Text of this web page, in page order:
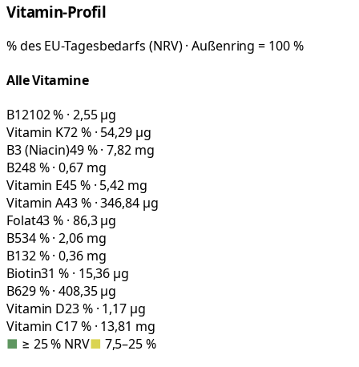
Vitamin-Profil
% des EU-Tagesbedarfs (NRV) · Außenring = 100 %
Alle Vitamine
B12102 % · 2,55 µg
Vitamin K72 % · 54,29 µg
B3 (Niacin)49 % · 7,82 mg
B248 % · 0,67 mg
Vitamin E45 % · 5,42 mg
Vitamin A43 % · 346,84 µg
Folat43 % · 86,3 µg
B534 % · 2,06 mg
B132 % · 0,36 mg
Biotin31 % · 15,36 µg
B629 % · 408,35 µg
Vitamin D23 % · 1,17 µg
Vitamin C17 % · 13,81 mg
■ ≥ 25 % NRV■ 7,5–25 %